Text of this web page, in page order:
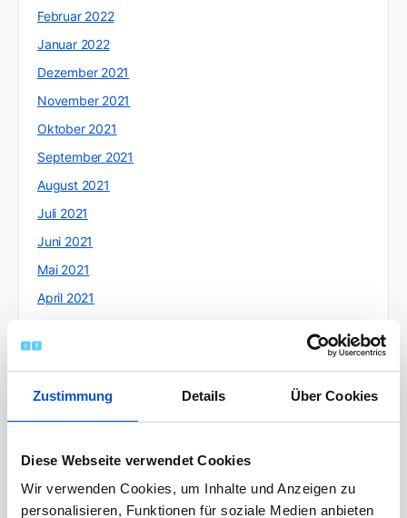
Zustimmung Details Über Cookies
Diese Webseite verwendet Cookies
Wir verwenden Cookies, um Inhalte und Anzeigen zu
personalisieren, Funktionen für soziale Medien anbieten
Februar 2022
Januar 2022
Dezember 2021
November 2021
Oktober 2021
September 2021
August 2021
Juli 2021
Juni 2021
Mai 2021
April 2021
Februar 2021
Oktober 2020
September 2020